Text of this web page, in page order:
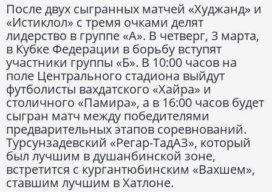
После двух сыгранных матчей «Худжанд» и
«Истиклол» с тремя очками делят
лидерство в группе «А». В четверг, 3 марта,
в Кубке Федерации в борьбу вступят
участники группы «Б». В 10:00 часов на
поле Центрального стадиона выйдут
футболисты вахдатского «Хайра» и
столичного «Памира», а в 16:00 часов будет
сыгран матч между победителями
предварительных этапов соревнований.
Турсунзадевский «Регар-ТадАЗ», который
был лучшим в душанбинской зоне,
встретится с кургантюбинским «Вахшем»,
ставшим лучшим в Хатлоне.